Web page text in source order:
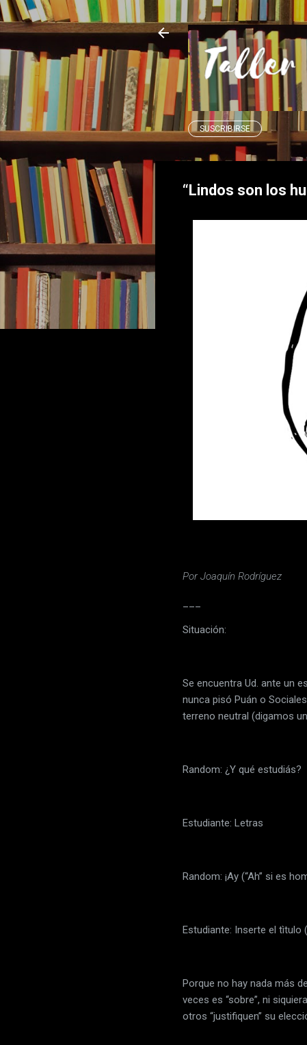
SUSCRIBIRSE
“Lindos son los
Por Joaquín Rodríguez
Situación:
Se encuentra Ud. ante un
nunca pisó Puán o
terreno neutral (digamos
Random: ¿Y qué estudiás?
Estudiante: Letras
Random: ¡Ay (“Ah” si es
Estudiante: Inserte el tìtulo
Porque no hay nada más
veces es “sobre”, ni
otros “justifiquen” su